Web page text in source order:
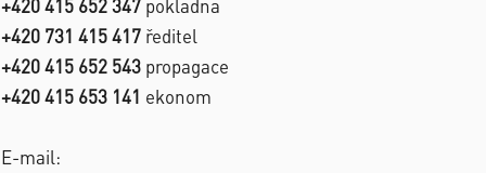
+420 415 652 347 pokladna
+420 731 415 417 ředitel
+420 415 652 543 propagace
+420 415 653 141 ekonom
E-mail: